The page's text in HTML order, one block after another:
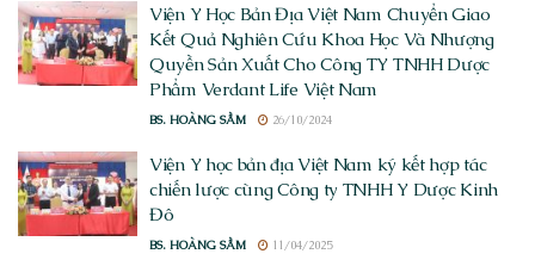
Viện Y Học Bản Địa Việt Nam Chuyển Giao
Kết Quả Nghiên Cứu Khoa Học Và Nhượng
Quyền Sản Xuất Cho Công TY TNHH Dược
Phẩm Verdant Life Việt Nam
BS. HOÀNG SẦM 26/10/2024
Viện Y học bản địa Việt Nam ký kết hợp tác
chiến lược cùng Công ty TNHH Y Dược Kinh
Đô
BS. HOÀNG SẦM 11/04/2025